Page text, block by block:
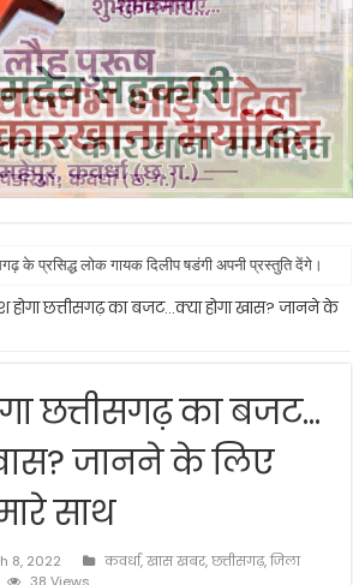
के प्रसिद्ध लोक गायक दिलीप षडंगी अपनी प्रस्तुति देंगे।
छत्तीसगढ़ का बजट…क्या होगा खास? जानने के
छत्तीसगढ़ का बजट…
जानने के लिए
साथ
8, 2022 कवर्धा,खास खबर,छत्तीसगढ़,जिला
38 Views